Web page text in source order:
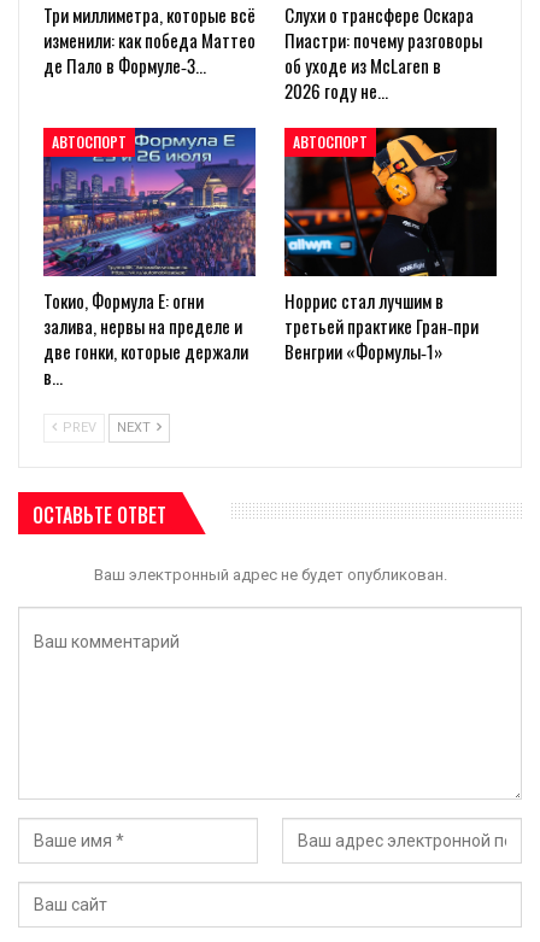
Три миллиметра, которые всё
изменили: как победа Маттео
де Пало в Формуле‑3…
Слухи о трансфере Оскара
Пиастри: почему разговоры
об уходе из McLaren в
2026 году не…
АВТОСПОРТ
Токио, Формула E: огни
залива, нервы на пределе и
две гонки, которые держали
в…
АВТОСПОРТ
Норрис стал лучшим в
третьей практике Гран‑при
Венгрии «Формулы‑1»
PREV NEXT
ОСТАВЬТЕ ОТВЕТ
Ваш электронный адрес не будет опубликован.